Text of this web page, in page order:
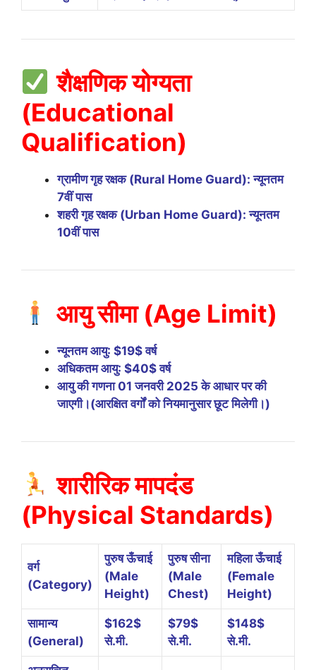
शैक्षणिक योग्यता
(Educational
Qualification)
ग्रामीण गृह रक्षक (Rural Home Guard): न्यूनतम
7वीं पास
शहरी गृह रक्षक (Urban Home Guard): न्यूनतम
10वीं पास
आयु सीमा (Age Limit)
न्यूनतम आयु: $19$वर्ष
अधिकतम आयु: $40$वर्ष
आयु की गणना 01 जनवरी 2025 के आधार पर की
जाएगी।(आरक्षित वर्गों को नियमानुसार छूट मिलेगी।)
शारीरिक मापदंड
(Physical Standards)
वर्ग
(Category)
पुरुष ऊँचाई
(Male
Height)
पुरुष सीना
(Male
Chest)
महिला ऊँचाई
(Female
Height)
सामान्य
(General)
$162$
से.मी.
$79$
से.मी.
$148$
से.मी.